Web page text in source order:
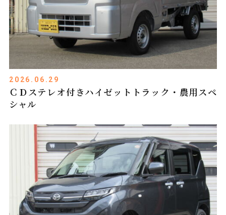
2026.06.29
ＣＤステレオ付きハイゼットトラック・農用スペ
シャル